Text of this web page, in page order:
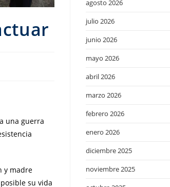
una guerra
y madre
su vida
agosto 2026
julio 2026
junio 2026
mayo 2026
abril 2026
marzo 2026
febrero 2026
enero 2026
diciembre 2025
noviembre 2025